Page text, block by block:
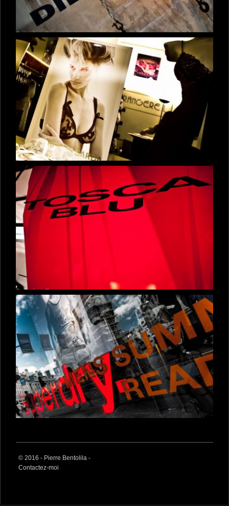
© 2016 - Pierre Bentolila -
Contactez-moi